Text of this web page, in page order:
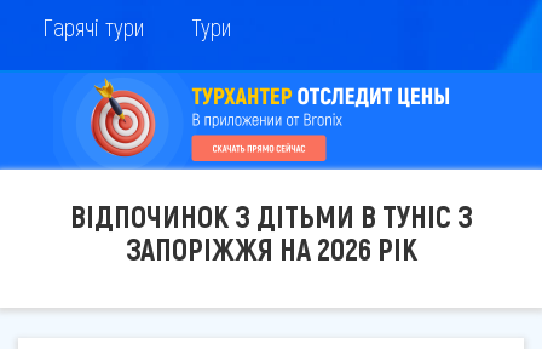
Гарячі тури Тури
ВІДПОЧИНОК З ДІТЬМИ В ТУНІС З
ЗАПОРІЖЖЯ НА 2026 РІК